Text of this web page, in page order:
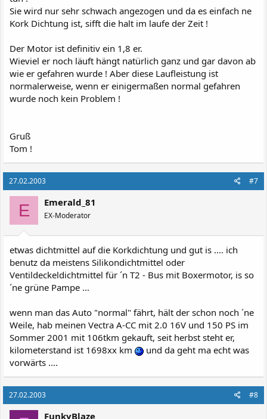
Sie wird nur sehr schwach angezogen und da es einfach ne
Kork Dichtung ist, sifft die halt im laufe der Zeit !
Der Motor ist definitiv ein 1,8 er.
Wieviel er noch läuft hängt natürlich ganz und gar davon ab
wie er gefahren wurde ! Aber diese Laufleistung ist
normalerweise, wenn er einigermaßen normal gefahren
wurde noch kein Problem !
Gruß
Tom !
27.02.2003 #7
E Emerald_81
EX-Moderator
etwas dichtmittel auf die Korkdichtung und gut is .... ich
benutz da meistens Silikondichtmittel oder
Ventildeckeldichtmittel für ´n T2 - Bus mit Boxermotor, is so
´ne grüne Pampe ...
wenn man das Auto "normal" fährt, hält der schon noch ´ne
Weile, hab meinen Vectra A-CC mit 2.0 16V und 150 PS im
Sommer 2001 mit 106tkm gekauft, seit herbst steht er,
kilometerstand ist 1698xx km
und da geht ma echt was
vorwärts ....
27.02.2003 #8
FunkyBlaze